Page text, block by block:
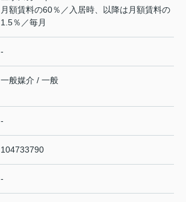
月額賃料の60％／入居時、以降は月額賃料の
1.5％／毎月
-
一般媒介 / 一般
-
104733790
-